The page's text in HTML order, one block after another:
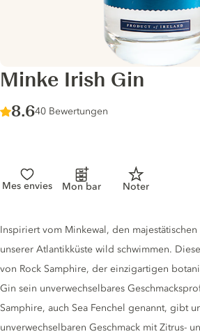
Minke Irish Gin
Score :
8.6/ 10
40 Bewertungen
Mes envies Mon bar Noter
Gin description
Inspiriert vom Minkewal, den
unserer Atlantikküste wild schwimmen.
von Rock Samphire, der einzigartigen
Gin sein unverwechselbares
Samphire, auch Sea Fenchel genannt, gibt
unverwechselbaren Geschmack mit Zitrus-